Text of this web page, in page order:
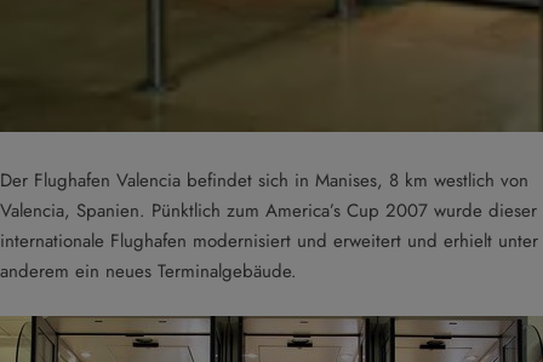
Der Flughafen Valencia befindet sich in Manises, 8 km westlich von
Valencia, Spanien. Pünktlich zum America’s Cup 2007 wurde dieser
internationale Flughafen modernisiert und erweitert und erhielt unter
anderem ein neues Terminalgebäude.